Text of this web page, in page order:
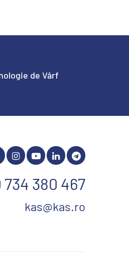
de Vârf
734 380 467
kas@kas.ro